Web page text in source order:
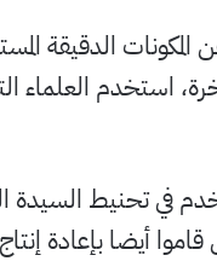
الدقيقة
استخدم العلماء
في تحنيط السيدة
أيضا بإعادة